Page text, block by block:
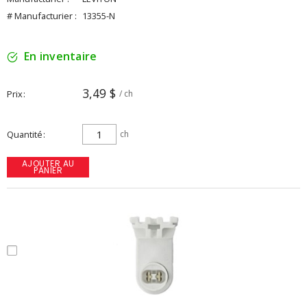
# Manufacturier : 13355-N
En inventaire
Prix 3,49 $ / ch
Quantité ch
AJOUTER AU
PANIER